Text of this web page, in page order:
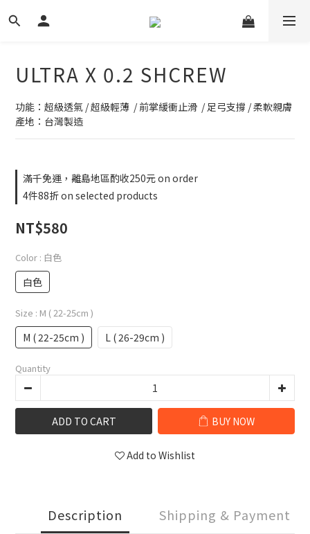
ULTRA X 0.2 SHCREW
功能：超級透氣 / 超級輕薄  / 前掌緩衝止滑  / 足弓支撐 / 柔軟親膚
產地：台灣製造
滿千免運，離島地區酌收250元 on order
4件88折 on selected products
NT$580
Color : 白色
白色
Size : M ( 22-25cm )
M ( 22-25cm ) L ( 26-29cm )
Quantity
ADD TO CART BUY NOW
Add to Wishlist
Description Shipping & Payment